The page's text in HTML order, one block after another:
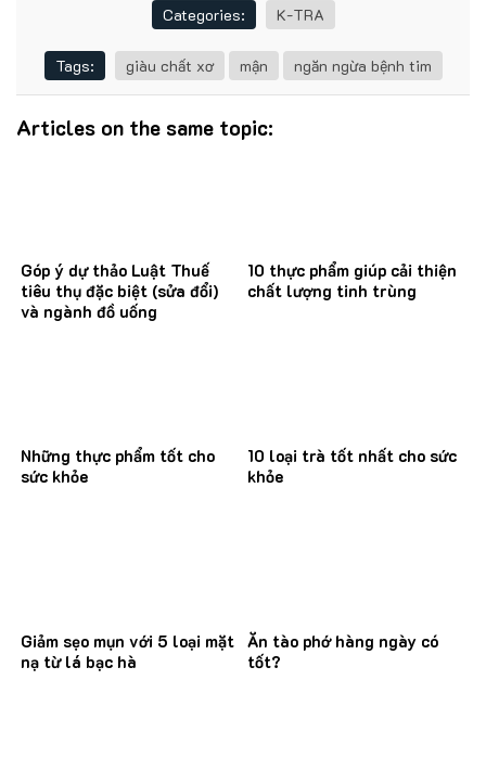
Categories: K-TRA
Tags: giàu chất xơ mận ngăn ngừa bệnh tim
Articles on the same topic:
Góp ý dự thảo Luật Thuế
tiêu thụ đặc biệt (sửa đổi)
và ngành đồ uống
10 thực phẩm giúp cải thiện
chất lượng tinh trùng
Những thực phẩm tốt cho
sức khỏe
10 loại trà tốt nhất cho sức
khỏe
Giảm sẹo mụn với 5 loại mặt
nạ từ lá bạc hà
Ăn tào phớ hàng ngày có
tốt?